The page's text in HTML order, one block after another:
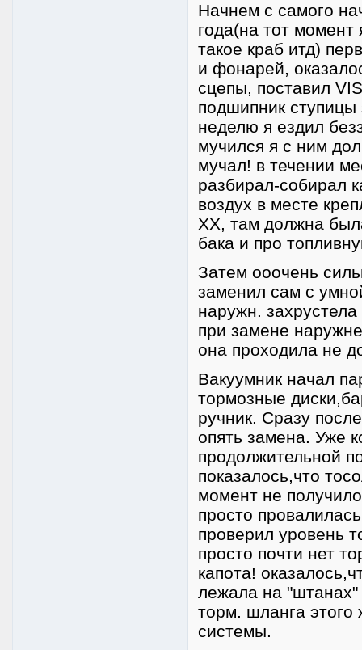
Начнем с самого
года(на тот момент
такое краб итд)
и фонарей,
сцепы, поставил
подшипник ступицы
неделю я ездил
мучился я с ним
мучал! в течении
разбирал-собирал
воздух в месте
ХХ, там должна
бака и про
Затем ооочень
заменил сам с
наружн.
при замене
она проходила не
Вакуумник начал
тормозные
ручник. Сразу
опять замена. Уже
продолжительной
показалось,что
момент не
просто
проверил уровень
просто почти нет
капота!
лежала на "штанах"
торм. шланга этого
системы.